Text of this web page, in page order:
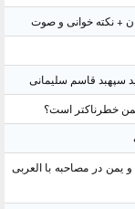
+ نکته خوانی و صوت
سپهبد قاسم سلیمانی
خطرناکتر است؟
یمن در مصاحبه با العربی